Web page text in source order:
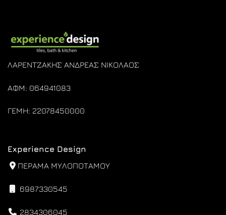
ΛΑΡΕΝΤΖΑΚΗΣ ΑΝΔΡΕΑΣ ΝΙΚΟΛΑΟΣ
ΑΦΜ: 064941083
ΓΕΜΗ: 22078450000
Experience Design
ΠΕΡΑΜΑ ΜΥΛΟΠΟΤΑΜΟΥ
6987330545
2834306045